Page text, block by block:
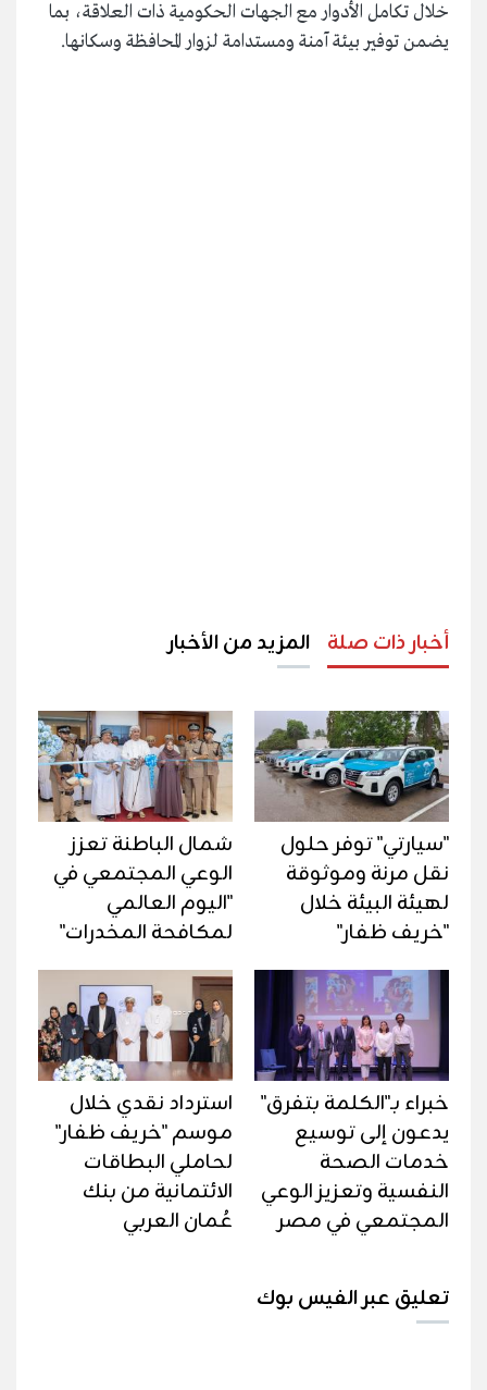
خلال تكامل الأدوار مع الجهات الحكومية ذات العلاقة، بما
يضمن توفير بيئة آمنة ومستدامة لزوار المحافظة وسكانها.
أخبار ذات صلة المزيد من الأخبار
"سيارتي" توفر حلول
نقل مرنة وموثوقة
لهيئة البيئة خلال
"خريف ظفار"
شمال الباطنة تعزز
الوعي المجتمعي في
"اليوم العالمي
لمكافحة المخدرات"
خبراء بـ"الكلمة بتفرق"
يدعون إلى توسيع
خدمات الصحة
النفسية وتعزيز الوعي
المجتمعي في مصر
استرداد نقدي خلال
موسم "خريف ظفار"
لحاملي البطاقات
الائتمانية من بنك
عُمان العربي
تعليق عبر الفيس بوك